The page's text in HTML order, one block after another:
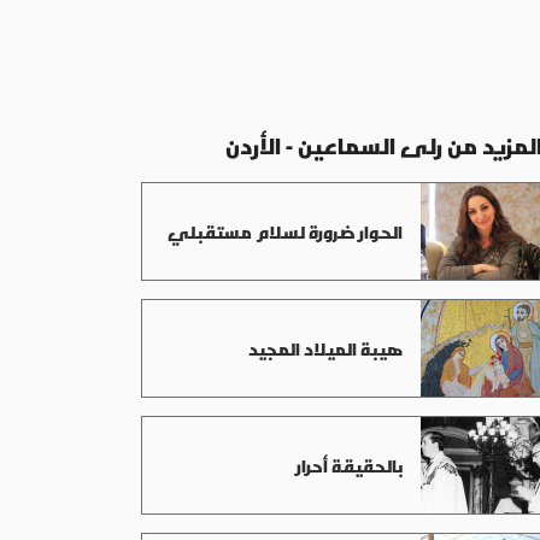
من رلى السماعين - الأردن
الحوار ضرورة لسلام مستقبلي
هيبة الميلاد المجيد
بالحقيقة أحرار